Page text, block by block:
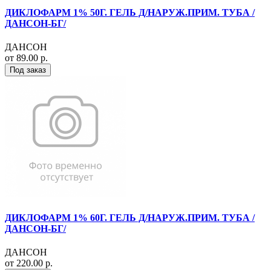
ДИКЛОФАРМ 1% 50Г. ГЕЛЬ Д/НАРУЖ.ПРИМ. ТУБА /
ДАНСОН-БГ/
ДАНСОН
от 89.00 р.
Под заказ
ДИКЛОФАРМ 1% 60Г. ГЕЛЬ Д/НАРУЖ.ПРИМ. ТУБА /
ДАНСОН-БГ/
ДАНСОН
от 220.00 р.